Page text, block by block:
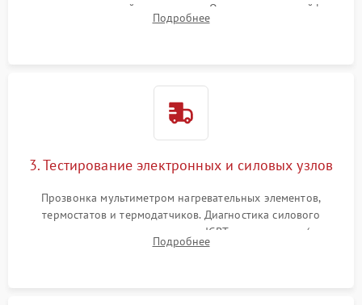
стеклокерамической поверхности. Отсоединение шлейфов
сенсорного блока для доступа к силовым платам, катушкам
Подробнее
3. Тестирование электронных и силовых узлов
Прозвонка мультиметром нагревательных элементов,
термостатов и термодатчиков. Диагностика силового
модуля, реле, диодных мостов и IGBT-транзисторов (для
индукции). Проверка кранов и газ-контроля (для газовых
Подробнее